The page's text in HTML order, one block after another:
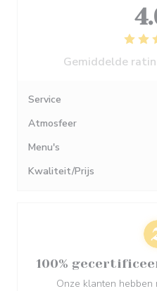
Gemiddelde
Service
Atmosfeer
Menu's
Kwaliteit/Prijs
100%
Onze klanten